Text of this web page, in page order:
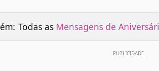
Todas as Mensagens de